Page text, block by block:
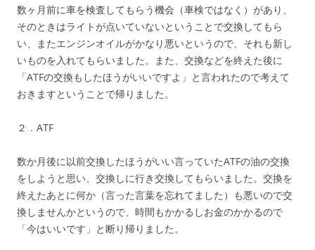
数ヶ月前に車を検査してもらう機会（車検ではなく）があり、
そのときはライトが点いていないということで交換してもら
い、またエンジンオイルがかなり悪いというので、それも新し
いものを入れてもらいました。また、交換などを終えた後に
「ATFの交換もしたほうがいいですよ」と言われたので考えて
おきますということで帰りました。
２．ATF
数か月後に以前交換したほうがいい言っていたATFの油の交換
をしようと思い、交換しに行き交換してもらいました。交換を
終えたあとに何か（言った言葉を忘れてました）も悪いので交
換しませんかというので、時間もかかるしお金のかかるので
「今はいいです」と断り帰りました。